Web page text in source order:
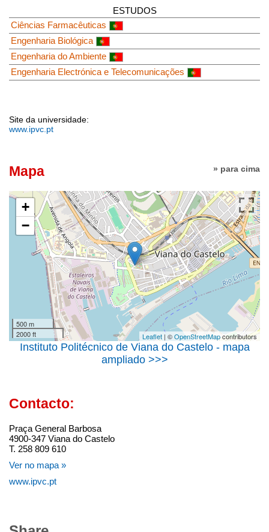
ESTUDOS
Ciências Farmacêuticas
Engenharia Biológica
Engenharia do Ambiente
Engenharia Electrónica e Telecomunicações
Site da universidade:
www.ipvc.pt
» para cima
Mapa
+
−
500 m
2000 ft
Leaflet | ©OpenStreetMapcontributors
Instituto Politécnico de Viana do Castelo - mapa
ampliado >>>
Contacto:
Praça General Barbosa
4900-347 Viana do Castelo
T. 258 809 610
Ver no mapa »
www.ipvc.pt